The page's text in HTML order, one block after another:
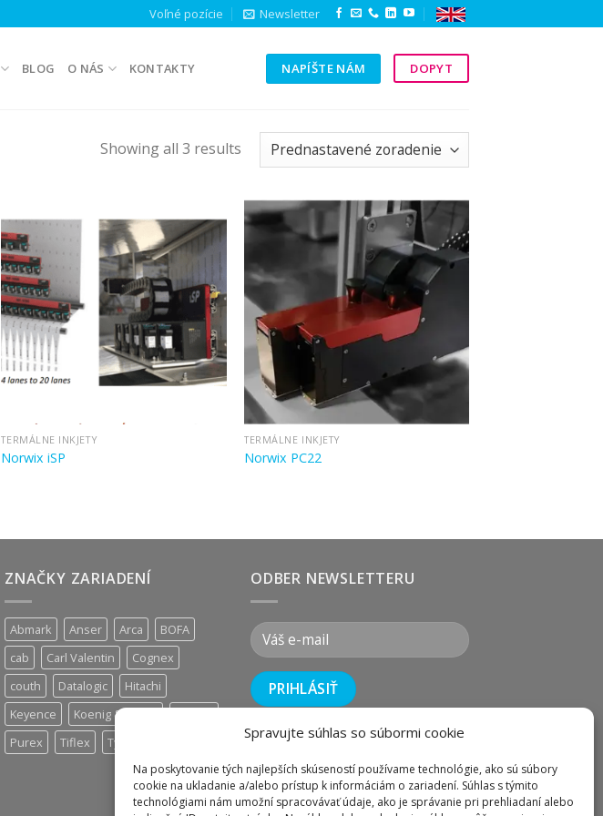
Spravujte súhlas so súbormi cookie
Na poskytovanie tých najlepších skúseností používame technológie, ako sú súbory
cookie na ukladanie a/alebo prístup k informáciám o zariadení. Súhlas s týmito
technológiami nám umožní spracovávať údaje, ako je správanie pri prehliadaní alebo
Voľné pozície Newsletter
BLOG O NÁS KONTAKTY NAPÍŠTE NÁM DOPYT
Showing all 3 results
TERMÁLNE INKJETY
Norwix iSP
TERMÁLNE INKJETY
Norwix PC22
ZNAČKY ZARIADENÍ
Abmark Anser Arca
BOFA
cab
Carl Valentin
Cognex
couth
Datalogic
Hitachi
Keyence
Koenig & Bauer
Purex
Tiflex Tykma
ODBER NEWSLETTERU